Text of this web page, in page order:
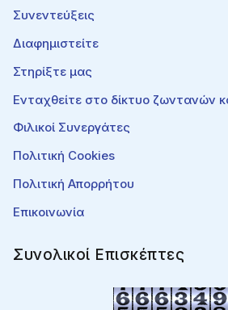
Συνεντεύξεις
Διαφημιστείτε
Στηρίξτε μας
Ενταχθείτε στο δίκτυο ζωντανών
Φιλικοί Συνεργάτες
Πολιτική Cookies
Πολιτική Απορρήτου
Επικοινωνία
Συνολικοί Επισκέπτες